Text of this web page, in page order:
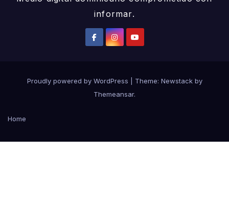
informar.
Proudly powered by WordPress Theme: Newstackby
Themeansar.
Home